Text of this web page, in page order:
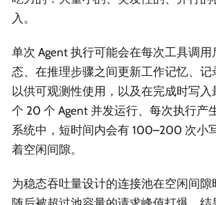
入。
单次 Agent 执行可能会在每次工具调
态、在推理步骤之间更新工作记忆、记
以供可观测性使用，以及在完成时写入
个 20 个 Agent 并发运行、每次执行产
系统中，短时间内会有 100–200 次小
着空闲间隙。
为稳态吞吐量设计的连接池在空闲间隙